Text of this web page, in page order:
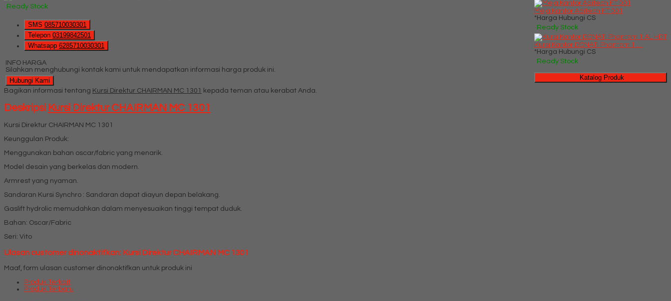
Ready Stock
SMS 085710030301
Telepon 03199842501
Whatsapp 6285710030301
INFO HARGA
Silahkan menghubungi kontak kami untuk mendapatkan informasi harga produk ini.
Hubungi Kami
Bagikan informasi tentang Kursi Direktur CHAIRMAN MC 1301 kepada teman atau kerabat Anda.
Deskripsi Kursi Direktur CHAIRMAN MC 1301
Kursi Direktur CHAIRMAN MC 1301
Keunggulan Produk:
Menggunakan bahan oscar/fabric yang menarik.
Model desain yang berkelas dan modern.
Armrest yang nyaman.
Sandaran Kursi Synchro : Sandaran dapat diayun depan belakang.
Gaslift hydrolic memudahkan dalam menyesuaikan tinggi tempat duduk.
Bahan: Oscar/Fabric
Seri: Vito
Ulasan customer dinonaktifkan: Kursi Direktur CHAIRMAN MC 1301
Maaf, form ulasan customer dinonaktifkan untuk produk ini
Produk Terkait
Produk Terbaru
Meja Kantor Aditech FT 001
*Harga Hubungi CS
Ready Stock
Kursi Kantor DONATI Phantom 1 ....
*Harga Hubungi CS
Ready Stock
Katalog Produk